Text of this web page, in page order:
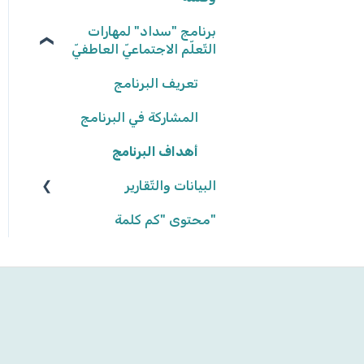
نكتب الواقع، نحلّق في
الخيال ٢٠٢٥/٢٠٢٦
كواكب سيّارة ٢٠٢٤/٢٠٢٥
كواكب سيّارة ٢٠٢٣/٢٠٢٤
إنّها تمطر آراء وحقائق!
برنامج "سداد" لمهارات
التّعلّم الاجتماعيّ العاطفيّ
تعريف البرنامج
المشاركة في البرنامج
أهداف البرنامج
البيانات والتّقارير
بيانات وتقارير التّلاميذ
"محتوى "كم كلمة